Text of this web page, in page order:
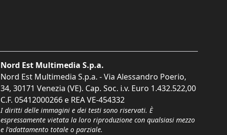
Nord Est Multimedia S.p.a.
Nord Est Multimedia S.p.a. - Via Alessandro Poerio,
34, 30171 Venezia (VE). Cap. Soc. i.v. Euro 1.432.522,00
C.F. 05412000266 e REA VE-454332
I diritti delle immagini e dei testi sono riservati. È
espressamente vietata la loro riproduzione con qualsiasi mezzo
e l'adattamento totale o parziale.